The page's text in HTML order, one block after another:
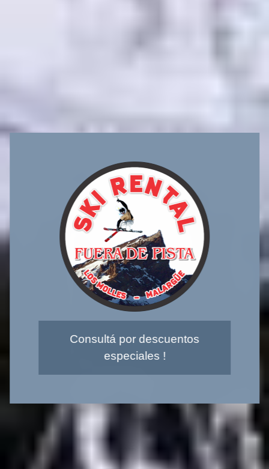
NOSOTROS
SERVICIOS
TARIFAS PREVENTA
Consultá por descuentos
especiales !